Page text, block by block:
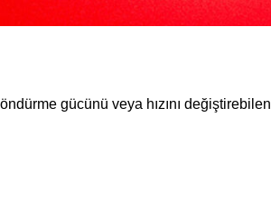
gücünü veya hızını değiştirebilen